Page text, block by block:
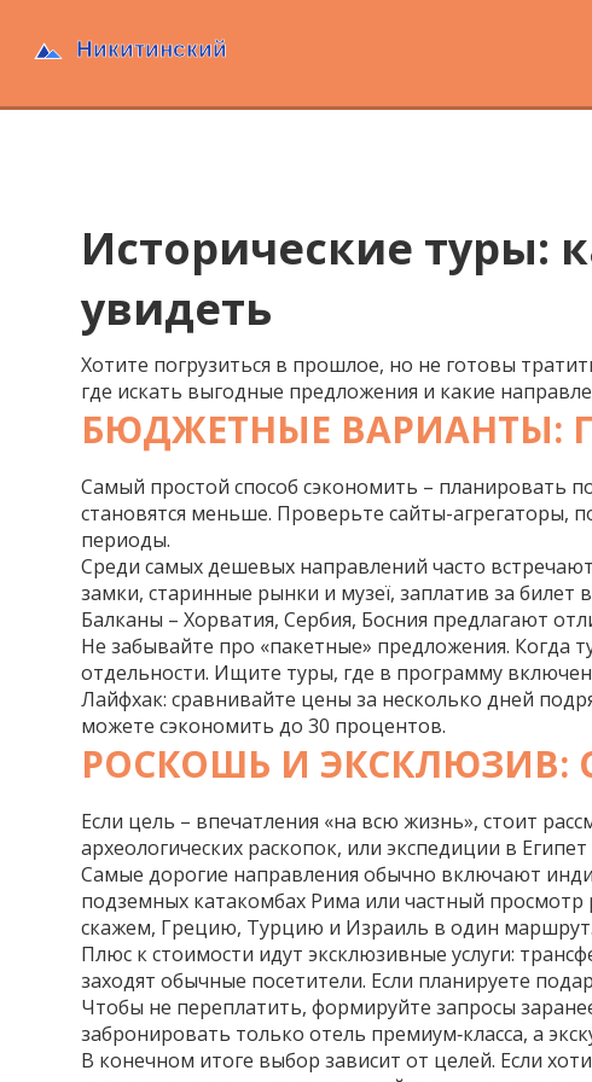
Исторические туры:
увидеть
Хотите погрузиться в прошлое, но не готовы
где искать выгодные предложения и какие
БЮДЖЕТНЫЕ ВАРИАНТЫ:
Самый простой способ сэкономить – планировать
становятся меньше. Проверьте сайты-агрегаторы,
периоды.
Среди самых дешевых направлений часто
замки, старинные рынки и музеї, заплатив за
Балканы – Хорватия, Сербия, Босния предлагают
Не забывайте про «пакетные» предложения. Когда
отдельности. Ищите туры, где в программу
Лайфхак: сравнивайте цены за несколько дней
можете сэкономить до 30 процентов.
РОСКОШЬ И ЭКСКЛЮЗИВ:
Если цель – впечатления «на всю жизнь», стоит
археологических раскопок, или экспедиции в
Самые дорогие направления обычно включают
подземных катакомбах Рима или частный
скажем, Грецию, Турцию и Израиль в один маршрут.
Плюс к стоимости идут эксклюзивные услуги:
заходят обычные посетители. Если планируете
Чтобы не переплатить, формируйте запросы
забронировать только отель премиум‑класса, а
В конечном итоге выбор зависит от целей. Если